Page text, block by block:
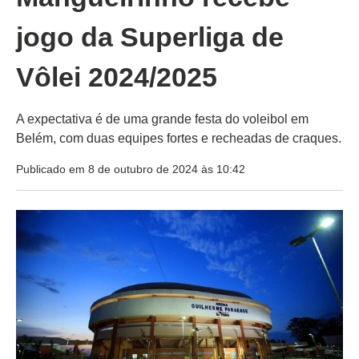
jogo da Superliga de
Vôlei 2024/2025
A expectativa é de uma grande festa do voleibol em
Belém, com duas equipes fortes e recheadas de craques.
Publicado em 8 de outubro de 2024 às 10:42